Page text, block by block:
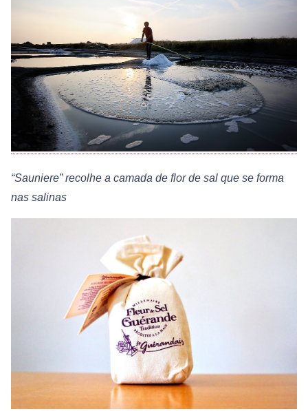
“Sauniere” recolhe a camada de flor de sal que se forma
nas salinas